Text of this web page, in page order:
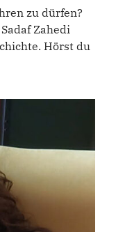
zu dürfen?
Zahedi
Hörst du